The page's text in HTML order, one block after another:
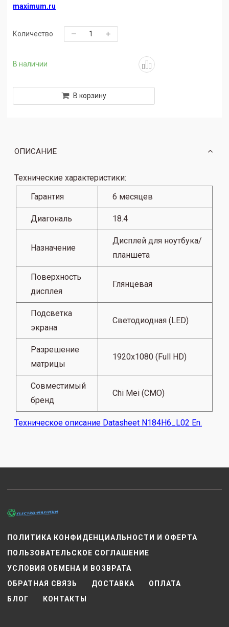
В наличии
maximum.ru
Количество
В корзину
ОПИСАНИЕ
Технические характеристики:
Гарантия
6 месяцев
Диагональ 18.4
Назначение
Дисплей для ноутбука/
планшета
Поверхность
дисплея
Глянцевая
Подсветка
экрана
Светодиодная (LED)
Разрешение
матрицы
1920x1080 (Full HD)
Совместимый
бренд
Chi Mei (CMO)
Техническое описание Datasheet N184H6_L02 En.
ПОЛИТИКА КОНФИДЕНЦИАЛЬНОСТИ И ОФЕРТА
ПОЛЬЗОВАТЕЛЬСКОЕ СОГЛАШЕНИЕ
УСЛОВИЯ ОБМЕНА И ВОЗВРАТА
ОБРАТНАЯ СВЯЗЬ
ДОСТАВКА
ОПЛАТА
БЛОГ
КОНТАКТЫ